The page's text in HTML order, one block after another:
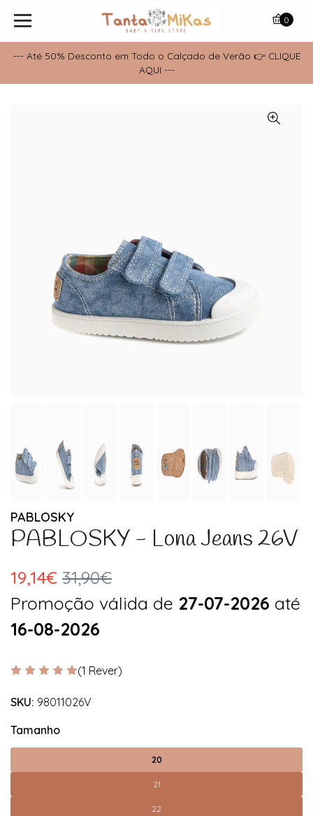
--- Até 50% Desconto em Todo o Calçado de Verão 👉 CLIQUE
AQUI ---
0
PABLOSKY
PABLOSKY - Lona Jeans 26V
19,14€ 31,90€
Promoção válida de 27-07-2026 até
16-08-2026
(1 Rever)
SKU: 98011026V
Tamanho
20
21
22